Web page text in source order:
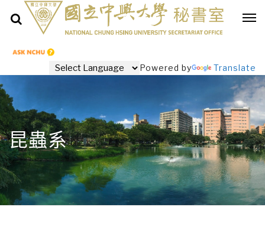
Powered by Translate
昆蟲系